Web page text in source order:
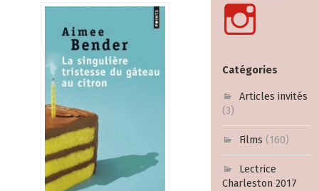
Catégories
Articles invités
(3)
Films (160)
Lectrice
Charleston 2017